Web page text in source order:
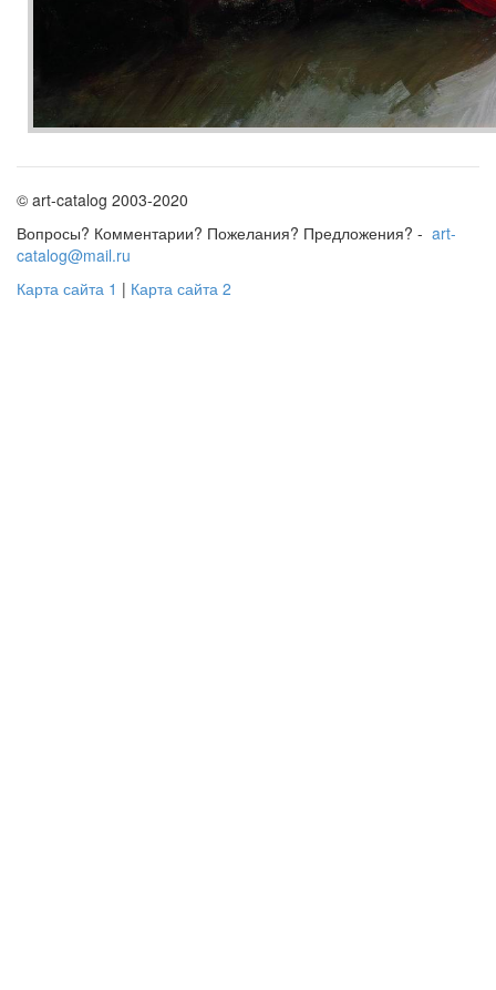
© art-catalog 2003-2020
Вопросы? Комментарии? Пожелания? Предложения? - art-
catalog@mail.ru
Карта сайта 1 | Карта сайта 2